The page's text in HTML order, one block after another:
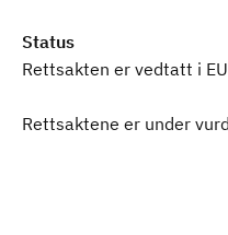
Status
Rettsakten er vedtatt i
Rettsaktene er under